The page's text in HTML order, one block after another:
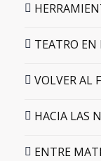
TEATRO EN
VOLVER
HACIA LAS
ENTRE